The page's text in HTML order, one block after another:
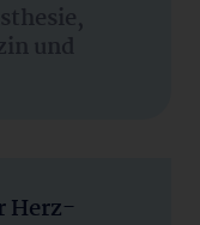
und
Herz-